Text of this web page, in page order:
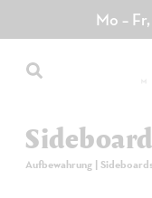
Mo –
Aufbewahrung |